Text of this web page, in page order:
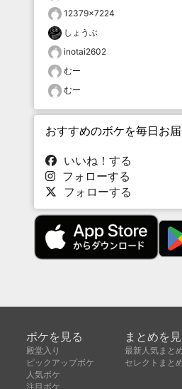
12379×7224
しょうぶ
inotai2602
むー
むー
おすすめのボケを毎日お
いいね！する
フォローする
フォローする
ボケを見る
殿堂入り
ピックアップボケ
人気ボケ
注目ボケ
まとめを
最新人気まと
セレクトまと